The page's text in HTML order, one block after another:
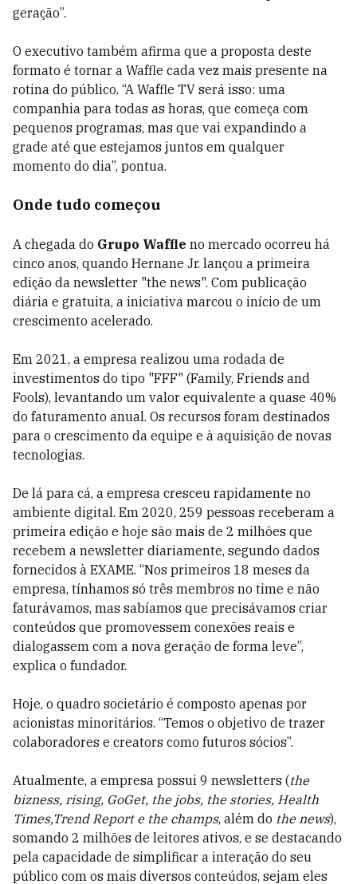
geração”.
O executivo também afirma que a proposta deste
formato é tornar a Waffle cada vez mais presente na
rotina do público. “A Waffle TV será isso: uma
companhia para todas as horas, que começa com
pequenos programas, mas que vai expandindo a
grade até que estejamos juntos em qualquer
momento do dia”, pontua.
Onde tudo começou
A chegada do Grupo Waffle no mercado ocorreu há
cinco anos, quando Hernane Jr. lançou a primeira
edição da newsletter "the news". Com publicação
diária e gratuita, a iniciativa marcou o início de um
crescimento acelerado.
Em 2021, a empresa realizou uma rodada de
investimentos do tipo "FFF" (Family, Friends and
Fools), levantando um valor equivalente a quase 40%
do faturamento anual. Os recursos foram destinados
para o crescimento da equipe e à aquisição de novas
tecnologias.
De lá para cá, a empresa cresceu rapidamente no
ambiente digital. Em 2020, 259 pessoas receberam a
primeira edição e hoje são mais de 2 milhões que
recebem a newsletter diariamente, segundo dados
fornecidos à EXAME. “Nos primeiros 18 meses da
empresa, tínhamos só três membros no time e não
faturávamos, mas sabíamos que precisávamos criar
conteúdos que promovessem conexões reais e
dialogassem com a nova geração de forma leve”,
explica o fundador.
Hoje, o quadro societário é composto apenas por
acionistas minoritários. “Temos o objetivo de trazer
colaboradores e creators como futuros sócios”.
Atualmente, a empresa possui 9 newsletters (the
bizness, rising, GoGet, the jobs, the stories, Health
Times,Trend Report e the champs, além do the news),
somando 2 milhões de leitores ativos, e se destacando
pela capacidade de simplificar a interação do seu
público com os mais diversos conteúdos, sejam eles